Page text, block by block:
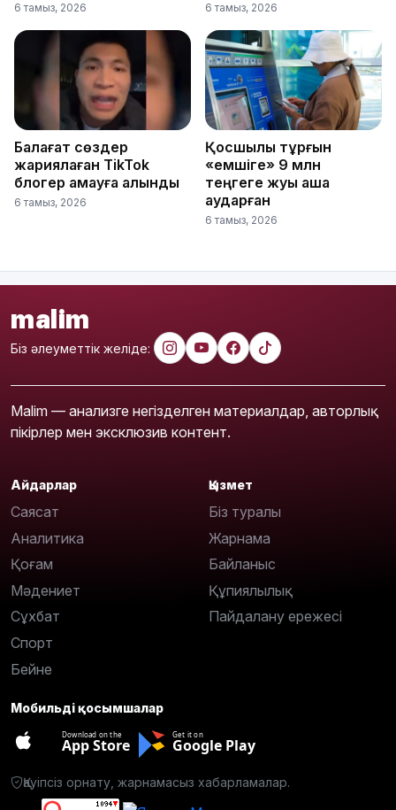
6 тамыз, 2026 6 тамыз, 2026
Балағат сөздер
жариялаған TikTok
блогер қамауға алынды
6 тамыз, 2026
Қосшылық тұрғын
«емшіге» 9 млн
теңгеге жуық ақша
аударған
6 тамыз, 2026
malim
Біз әлеуметтік желіде:
Malim — анализге негізделген материалдар, авторлық
пікірлер мен эксклюзив контент.
Айдарлар
Саясат
Аналитика
Қоғам
Мәдениет
Сұхбат
Спорт
Бейне
Қызмет
Біз туралы
Жарнама
Байланыс
Құпиялылық
Пайдалану ережесі
Мобильді қосымшалар
Download on the
App Store
Get it on
Google Play
Қауіпсіз орнату, жарнамасыз хабарламалар.